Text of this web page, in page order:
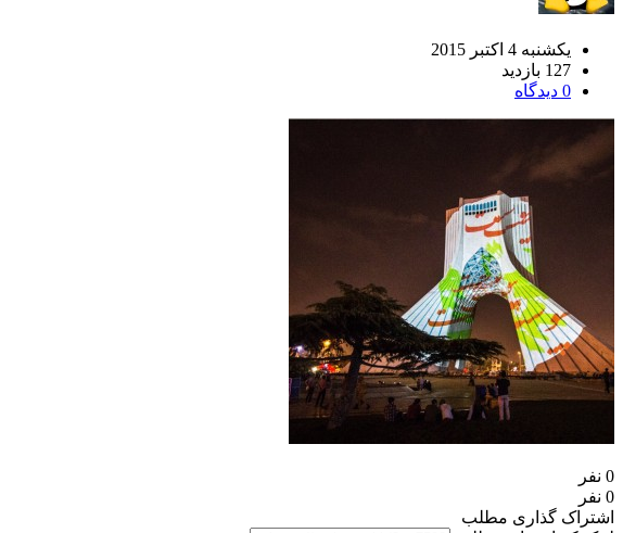
یکشنبه 4 اکتبر 2015
127 بازدید
0 دیدگاه
0 نفر
0 نفر
اشتراک گذاری مطلب